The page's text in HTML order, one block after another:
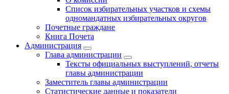
Список избирательных участков и схемы
одномандатных избирательных округов
Почетные граждане
Книга Почета
Администрация
Глава администрации
Тексты официальных выступлений, отчеты
главы администрации
Заместитель главы администрации
Статистические данные и показатели